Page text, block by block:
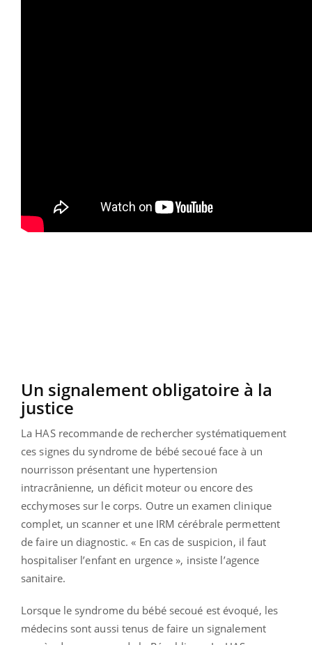
Un signalement obligatoire à la
justice
La HAS recommande de rechercher systématiquement
ces signes du syndrome de bébé secoué face à un
nourrisson présentant une hypertension
intracrânienne, un déficit moteur ou encore des
ecchymoses sur le corps. Outre un examen clinique
complet, un scanner et une IRM cérébrale permettent
de faire un diagnostic. « En cas de suspicion, il faut
hospitaliser l’enfant en urgence », insiste l’agence
sanitaire.
Lorsque le syndrome du bébé secoué est évoqué, les
médecins sont aussi tenus de faire un signalement